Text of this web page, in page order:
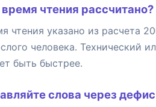
чтения рассчитано?
чтения указано из расчета
человека. Технический
быть быстрее.
слова через